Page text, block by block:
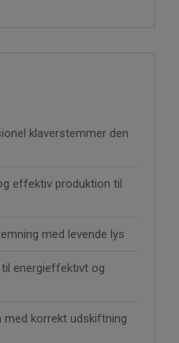
klaverstemmer den
effektiv produktion til
med levende lys
energieffektivt og
med korrekt udskiftning